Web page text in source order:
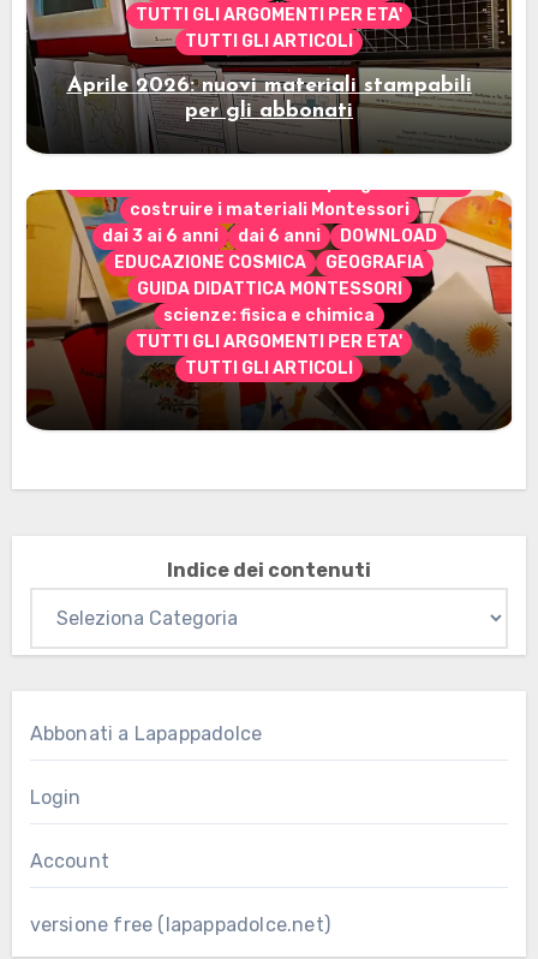
TUTTI GLI ARGOMENTI PER ETA'
TUTTI GLI ARTICOLI
Aprile 2026: nuovi materiali stampabili
per gli abbonati
costruire i materiali Montessori
dai 3 ai 6 anni
dai 6 anni
DOWNLOAD
EDUCAZIONE COSMICA
GEOGRAFIA
GUIDA DIDATTICA MONTESSORI
scienze: fisica e chimica
TUTTI GLI ARGOMENTI PER ETA'
TUTTI GLI ARTICOLI
Marzo 2026: nuovi materiali stampabili
per gli abbonati
Indice dei contenuti
Abbonati a Lapappadolce
Login
Account
versione free (lapappadolce.net)